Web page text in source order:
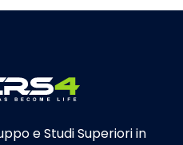
e Studi Superiori in